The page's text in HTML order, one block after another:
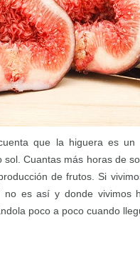
que la higuera es un
Cuantas más horas de
de frutos. Si
es así y donde vivimos
poco a poco cuando